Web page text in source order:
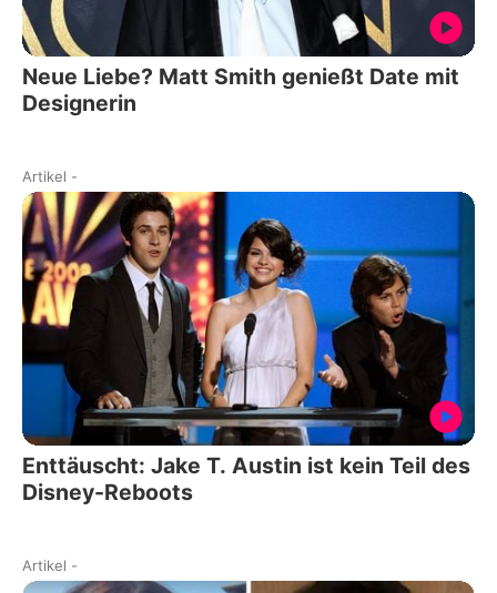
Neue Liebe? Matt Smith genießt Date mit
Designerin
Artikel -
Enttäuscht: Jake T. Austin ist kein Teil des
Disney-Reboots
Artikel -